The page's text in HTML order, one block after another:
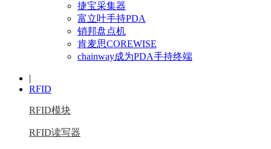
捷宝采集器
富立叶手持PDA
销邦盘点机
肯麦思COREWISE
chainway成为PDA手持终端
|
RFID
RFID模块
RFID读写器